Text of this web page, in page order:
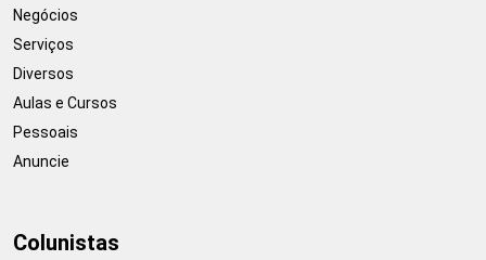
Negócios
Serviços
Diversos
Aulas e Cursos
Pessoais
Anuncie
Colunistas